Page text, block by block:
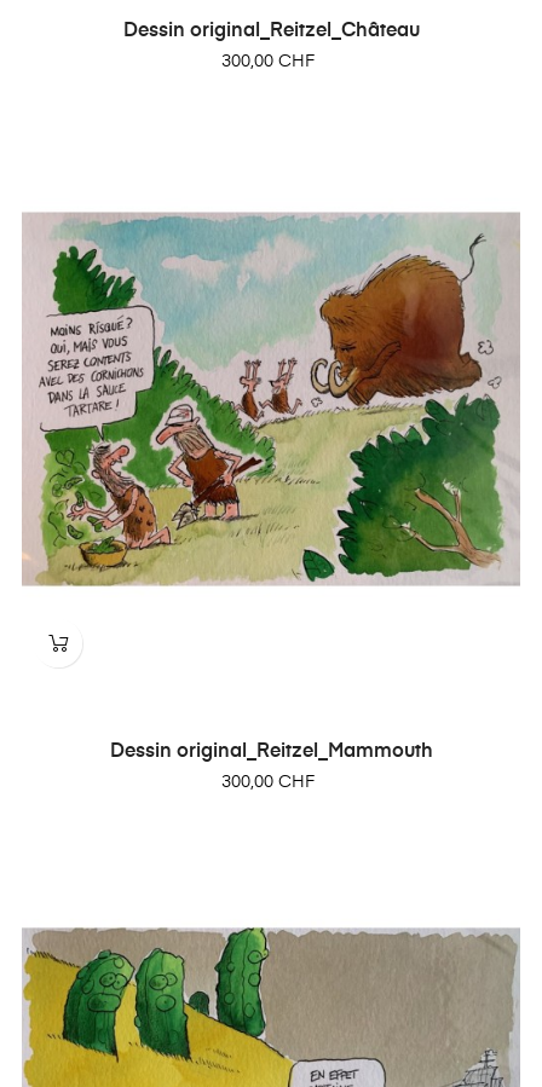
Dessin original_Reitzel_Château
Prix
300,00 CHF
Dessin original_Reitzel_Mammouth
Prix
300,00 CHF